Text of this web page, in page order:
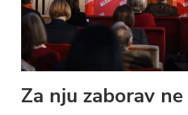
Za nju zaborav